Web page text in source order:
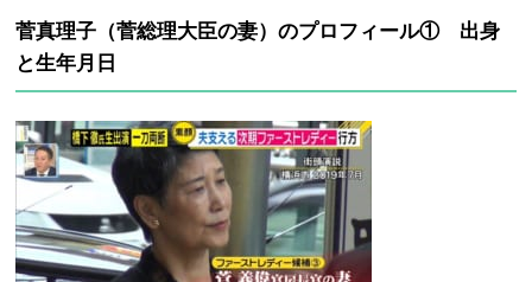
菅真理子（菅総理大臣の妻）のプロフィール① 出身
と生年月日